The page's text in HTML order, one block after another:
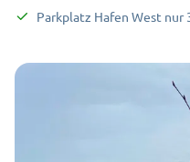
Parkplatz Hafen West nur